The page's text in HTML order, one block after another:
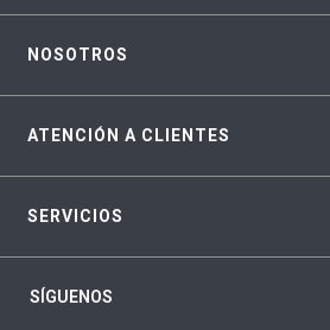
NOSOTROS
ATENCIÓN A CLIENTES
SERVICIOS
SÍGUENOS